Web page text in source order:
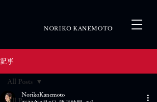
NORIKO KANEMOTO
記事
All Posts
All Posts
NorikoKanemoto